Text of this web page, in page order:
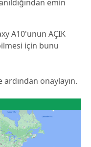
emin
A10'unun AÇIK
için bunu
ardından onaylayın.